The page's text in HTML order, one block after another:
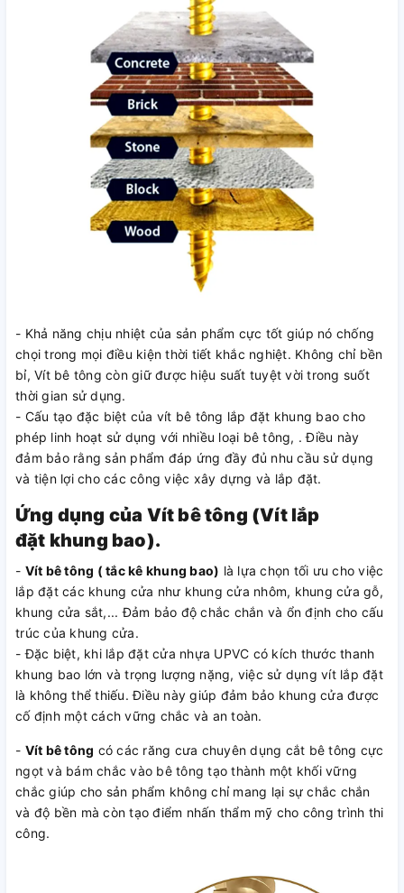
- Khả năng chịu nhiệt của sản phẩm cực tốt giúp nó chống
chọi trong mọi điều kiện thời tiết khắc nghiệt. Không chỉ bền
bỉ, Vít bê tông còn giữ được hiệu suất tuyệt vời trong suốt
thời gian sử dụng.
- Cấu tạo đặc biệt của vít bê tông lắp đặt khung bao cho
phép linh hoạt sử dụng với nhiều loại bê tông, . Điều này
đảm bảo rằng sản phẩm đáp ứng đầy đủ nhu cầu sử dụng
và tiện lợi cho các công việc xây dựng và lắp đặt.
Ứng dụng của Vít bê tông (Vít lắp
đặt khung bao).
- Vít bê tông ( tắc kê khung bao) là lựa chọn tối ưu cho việc
lắp đặt các khung cửa như khung cửa nhôm, khung cửa gỗ,
khung cửa sắt,... Đảm bảo độ chắc chắn và ổn định cho cấu
trúc của khung cửa.
- Đặc biệt, khi lắp đặt cửa nhựa UPVC có kích thước thanh
khung bao lớn và trọng lượng nặng, việc sử dụng vít lắp đặt
là không thể thiếu. Điều này giúp đảm bảo khung cửa được
cố định một cách vững chắc và an toàn.
- Vít bê tông có các răng cưa chuyên dụng cắt bê tông cực
ngọt và bám chắc vào bê tông tạo thành một khối vững
chắc giúp cho sản phẩm không chỉ mang lại sự chắc chắn
và độ bền mà còn tạo điểm nhấn thẩm mỹ cho công trình thi
công.